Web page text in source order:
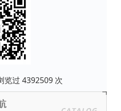
览过 4392509 次